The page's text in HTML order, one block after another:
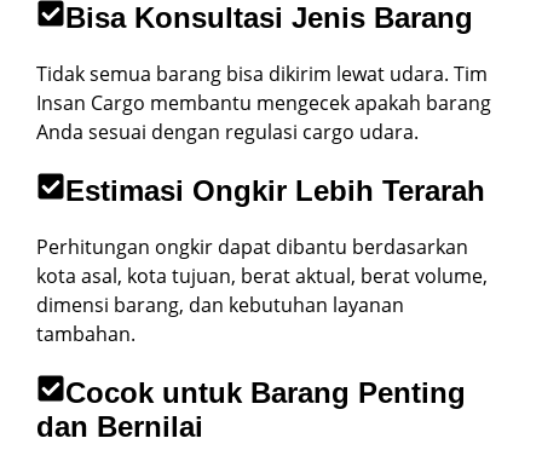
Bisa Konsultasi Jenis Barang
Tidak semua barang bisa dikirim lewat udara. Tim
Insan Cargo membantu mengecek apakah barang
Anda sesuai dengan regulasi cargo udara.
Estimasi Ongkir Lebih Terarah
Perhitungan ongkir dapat dibantu berdasarkan
kota asal, kota tujuan, berat aktual, berat volume,
dimensi barang, dan kebutuhan layanan
tambahan.
Cocok untuk Barang Penting
dan Bernilai